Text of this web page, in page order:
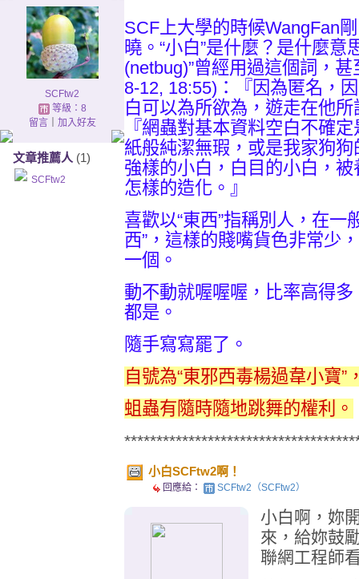
SCFtw2
等級：8
留言｜ 加入好友
文章推薦人 (1)
SCFtw2
SCF上大學的時候WangFan
曉。“小白”是什麼？是什麼
(netbug)”曾經用過這個詞，
8-12, 18:55)：『因為匿名，
白可以為所欲為，遊走在他
『網蟲對基本資料空白不確
紙般純潔無瑕，或是我家狗
強樣的小白，白目的小白，
怎樣的造化。』
喜歡以“東西”指稱別人，在一
西”，這樣的賤嘴貨色非常少
一個。
動不動就喔喔喔，比率高得
都是。
隨手寫寫罷了。
自號為“東邪西毒楊過韋小寶”
蛆蟲有隨時隨地跳舞的權利。
小白SCFtw2啊！
回應給： SCFtw2（SCFtw2）
小白啊，妳
來，給妳鼓
聯網工程師